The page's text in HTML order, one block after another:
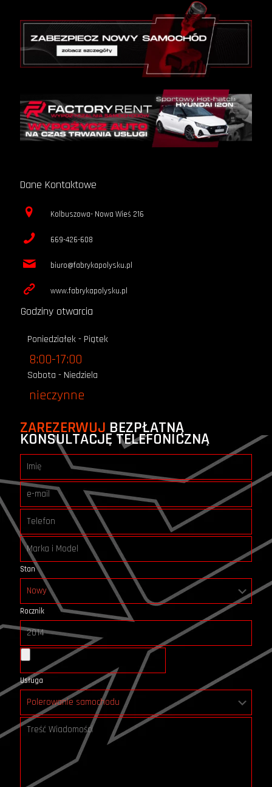
Dane Kontaktowe
Kolbuszowa- Nowa Wieś 216
669-426-608
biuro@fabrykapolysku.pl
www.fabrykapolysku.pl
Godziny otwarcia
Poniedziałek - Piątek
8:00-17:00
Sobota - Niedziela
nieczynne
ZAREZERWUJ BEZPŁATNĄ
KONSULTACJĘ TELEFONICZNĄ
Stan
Rocznik
Usługa